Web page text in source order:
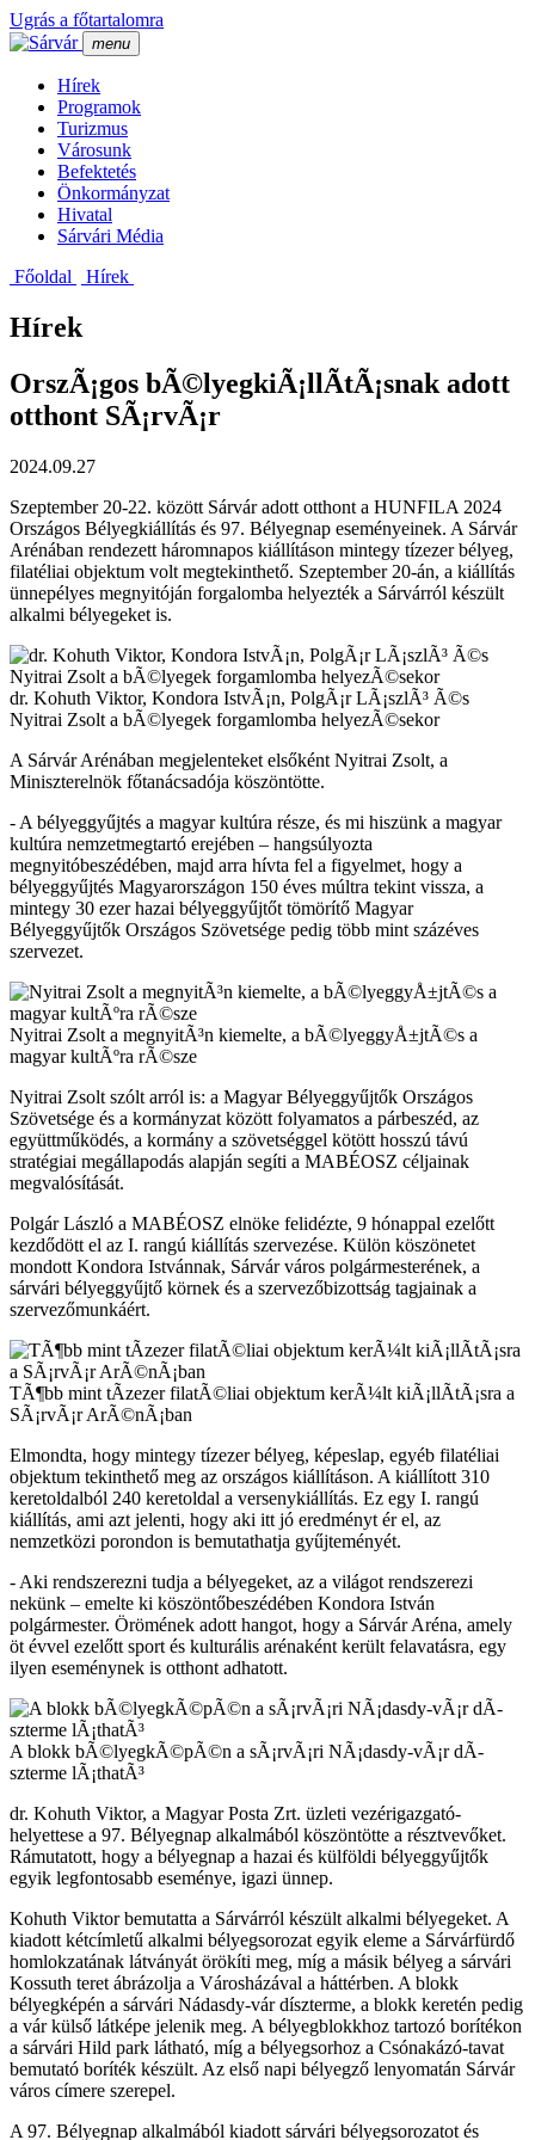
Ugrás a főtartalomra
menu
Hí­rek
Programok
Turizmus
Városunk
Befektetés
Önkormányzat
Hivatal
Sárvári Média
Főoldal
Hí­rek
Hírek
OrszÃ¡gos bÃ©lyegkiÃ¡llÃ­tÃ¡snak adott
otthont SÃ¡rvÃ¡r
2024.09.27
Szeptember 20-22. között Sárvár adott otthont a HUNFILA 2024
Országos Bélyegkiállítás és 97. Bélyegnap eseményeinek. A Sárvár
Arénában rendezett háromnapos kiállításon mintegy tízezer bélyeg,
filatéliai objektum volt megtekinthető. Szeptember 20-án, a kiállítás
ünnepélyes megnyitóján forgalomba helyezték a Sárvárról készült
alkalmi bélyegeket is.
dr. Kohuth Viktor, Kondora IstvÃ¡n, PolgÃ¡r LÃ¡szlÃ³ Ã©s
Nyitrai Zsolt a bÃ©lyegek forgamlomba helyezÃ©sekor
A Sárvár Arénában megjelenteket elsőként Nyitrai Zsolt, a
Miniszterelnök főtanácsadója köszöntötte.
- A bélyeggyűjtés a magyar kultúra része, és mi hiszünk a magyar
kultúra nemzetmegtartó erejében – hangsúlyozta
megnyitóbeszédében, majd arra hívta fel a figyelmet, hogy a
bélyeggyűjtés Magyarországon 150 éves múltra tekint vissza, a
mintegy 30 ezer hazai bélyeggyűjtőt tömörítő Magyar
Bélyeggyűjtők Országos Szövetsége pedig több mint százéves
szervezet.
Nyitrai Zsolt a megnyitÃ³n kiemelte, a bÃ©lyeggyÅ±jtÃ©s a
magyar kultÃºra rÃ©sze
Nyitrai Zsolt szólt arról is: a Magyar Bélyeggyűjtők Országos
Szövetsége és a kormányzat között folyamatos a párbeszéd, az
együttműködés, a kormány a szövetséggel kötött hosszú távú
stratégiai megállapodás alapján segíti a MABÉOSZ céljainak
megvalósítását.
Polgár László a MABÉOSZ elnöke felidézte, 9 hónappal ezelőtt
kezdődött el az I. rangú kiállítás szervezése. Külön köszönetet
mondott Kondora Istvánnak, Sárvár város polgármesterének, a
sárvári bélyeggyűjtő körnek és a szervezőbizottság tagjainak a
szervezőmunkáért.
TÃ¶bb mint tÃ­zezer filatÃ©liai objektum kerÃ¼lt kiÃ¡llÃ­tÃ¡sra a
SÃ¡rvÃ¡r ArÃ©nÃ¡ban
Elmondta, hogy mintegy tízezer bélyeg, képeslap, egyéb filatéliai
objektum tekinthető meg az országos kiállításon. A kiállított 310
keretoldalból 240 keretoldal a versenykiállítás. Ez egy I. rangú
kiállítás, ami azt jelenti, hogy aki itt jó eredményt ér el, az
nemzetközi porondon is bemutathatja gyűjteményét.
- Aki rendszerezni tudja a bélyegeket, az a világot rendszerezi
nekünk – emelte ki köszöntőbeszédében Kondora István
polgármester. Örömének adott hangot, hogy a Sárvár Aréna, amely
öt évvel ezelőtt sport és kulturális arénaként került felavatásra, egy
ilyen eseménynek is otthont adhatott.
A blokk bÃ©lyegkÃ©pÃ©n a sÃ¡rvÃ¡ri NÃ¡dasdy-vÃ¡r dÃ­
szterme lÃ¡thatÃ³
dr. Kohuth Viktor, a Magyar Posta Zrt. üzleti vezérigazgató-
helyettese a 97. Bélyegnap alkalmából köszöntötte a résztvevőket.
Rámutatott, hogy a bélyegnap a hazai és külföldi bélyeggyűjtők
egyik legfontosabb eseménye, igazi ünnep.
Kohuth Viktor bemutatta a Sárvárról készült alkalmi bélyegeket. A
kiadott kétcímletű alkalmi bélyegsorozat egyik eleme a Sárvárfürdő
homlokzatának látványát örökíti meg, míg a másik bélyeg a sárvári
Kossuth teret ábrázolja a Városházával a háttérben. A blokk
bélyegképén a sárvári Nádasdy-vár díszterme, a blokk keretén pedig
a vár külső látképe jelenik meg. A bélyegblokkhoz tartozó borítékon
a sárvári Hild park látható, míg a bélyegsorhoz a Csónakázó-tavat
bemutató boríték készült. Az első napi bélyegző lenyomatán Sárvár
város címere szerepel.
A 97. Bélyegnap alkalmából kiadott sárvári bélyegsorozatot és